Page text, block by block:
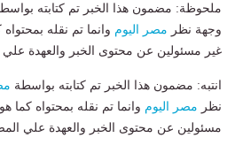
ملحوظة: مضمون هذا الخبر تم كتابته
وجهة نظر مصر اليوم وانما تم نقله
غير مسئولين عن محتوى الخبر والعهدة علي
انتبه: مضمون هذا الخبر تم كتابته بواسطة
نظر مصر اليوم وانما تم نقله بمحتواه كما
مسئولين عن محتوى الخبر والعهدة علي